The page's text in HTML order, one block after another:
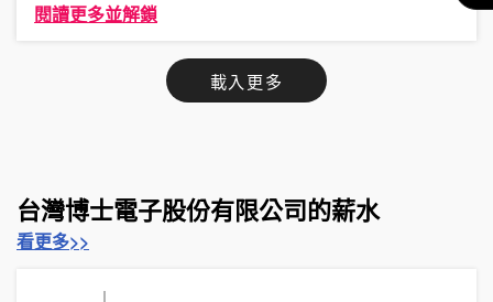
閱讀更多並解鎖
載入更多
台灣博士電子股份有限公司的薪水
看更多>>